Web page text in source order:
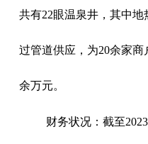
共有22眼温泉井，其中地
过管道供应，为20余家
余万元。
财务状况：截至